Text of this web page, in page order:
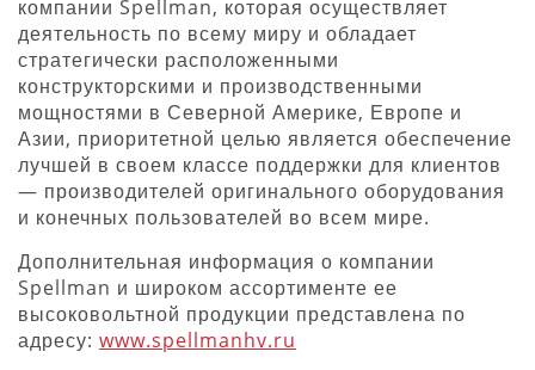
компании Spellman, которая осуществляет
деятельность по всему миру и обладает
стратегически расположенными
конструкторскими и производственными
мощностями в Северной Америке, Европе и
Азии, приоритетной целью является обеспечение
лучшей в своем классе поддержки для клиентов
— производителей оригинального оборудования
и конечных пользователей во всем мире.
Дополнительная информация о компании
Spellman и широком ассортименте ее
высоковольтной продукции представлена по
адресу: www.spellmanhv.ru